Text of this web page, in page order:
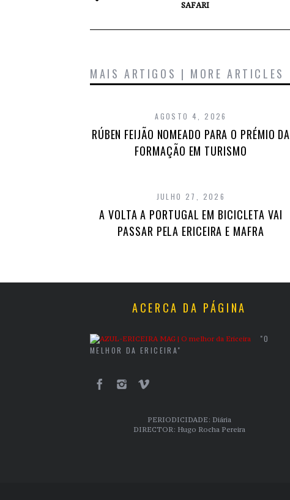
SAFARI
MAIS ARTIGOS | MORE ARTICLES
AGOSTO 4, 2026
RÚBEN FEIJÃO NOMEADO PARA O PRÉMIO DA
FORMAÇÃO EM TURISMO
JULHO 27, 2026
A VOLTA A PORTUGAL EM BICICLETA VAI
PASSAR PELA ERICEIRA E MAFRA
ACERCA DA PÁGINA
"O
MELHOR DA ERICEIRA"
PERIODICIDADE: Diária
DIRECTOR: Hugo Rocha Pereira